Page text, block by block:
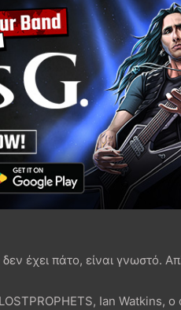
έχει πάτο, είναι γνωστό.
Ian Watkins, ο